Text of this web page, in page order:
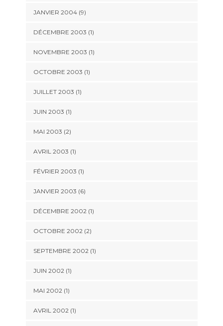
JANVIER 2004 (9)
DÉCEMBRE 2003 (1)
NOVEMBRE 2003 (1)
OCTOBRE 2003 (1)
JUILLET 2003 (1)
JUIN 2003 (1)
MAI 2003 (2)
AVRIL 2003 (1)
FÉVRIER 2003 (1)
JANVIER 2003 (6)
DÉCEMBRE 2002 (1)
OCTOBRE 2002 (2)
SEPTEMBRE 2002 (1)
JUIN 2002 (1)
MAI 2002 (1)
AVRIL 2002 (1)